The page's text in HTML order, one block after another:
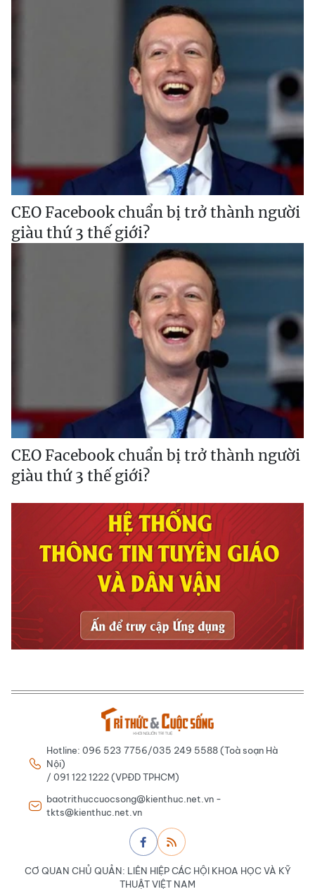
CEO Facebook chuẩn bị trở thành người
giàu thứ 3 thế giới?
CEO Facebook chuẩn bị trở thành người
giàu thứ 3 thế giới?
Hotline: 096 523 7756/035 249 5588 (Toà soạn Hà
Nội)
/ 091 122 1222 (VPĐD TPHCM)
baotrithuccuocsong@kienthuc.net.vn -
tkts@kienthuc.net.vn
CƠ QUAN CHỦ QUẢN: LIÊN HIỆP CÁC HỘI KHOA HỌC VÀ KỸ
THUẬT VIỆT NAM